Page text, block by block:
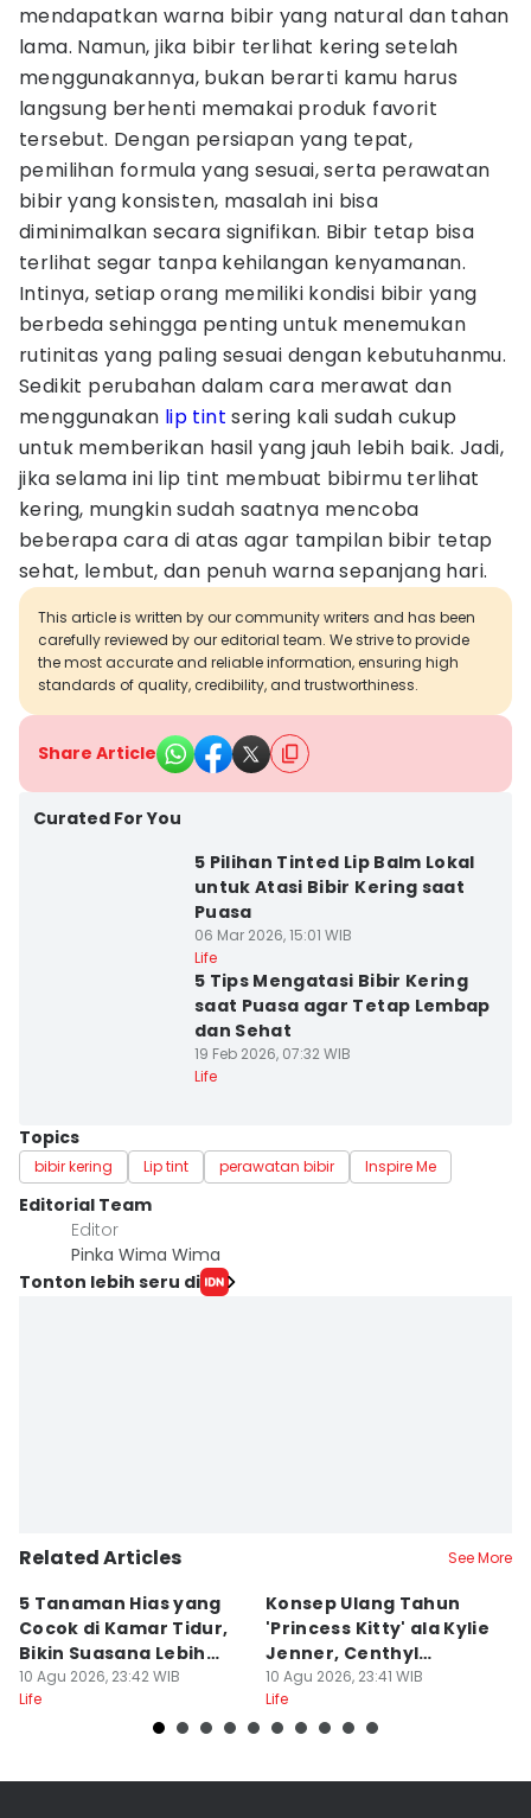
mendapatkan warna bibir yang natural dan tahan
lama. Namun, jika bibir terlihat kering setelah
menggunakannya, bukan berarti kamu harus
langsung berhenti memakai produk favorit
tersebut. Dengan persiapan yang tepat,
pemilihan formula yang sesuai, serta perawatan
bibir yang konsisten, masalah ini bisa
diminimalkan secara signifikan. Bibir tetap bisa
terlihat segar tanpa kehilangan kenyamanan.
Intinya, setiap orang memiliki kondisi bibir yang
berbeda sehingga penting untuk menemukan
rutinitas yang paling sesuai dengan kebutuhanmu.
Sedikit perubahan dalam cara merawat dan
menggunakan lip tint sering kali sudah cukup
untuk memberikan hasil yang jauh lebih baik. Jadi,
jika selama ini lip tint membuat bibirmu terlihat
kering, mungkin sudah saatnya mencoba
beberapa cara di atas agar tampilan bibir tetap
sehat, lembut, dan penuh warna sepanjang hari.
This article is written by our community writers and has been
carefully reviewed by our editorial team. We strive to provide
the most accurate and reliable information, ensuring high
standards of quality, credibility, and trustworthiness.
Share Article
Curated For You
5 Pilihan Tinted Lip Balm Lokal
untuk Atasi Bibir Kering saat
Puasa
06 Mar 2026, 15:01 WIB
Life
5 Tips Mengatasi Bibir Kering
saat Puasa agar Tetap Lembap
dan Sehat
19 Feb 2026, 07:32 WIB
Life
Topics
bibir kering Lip tint perawatan bibir Inspire Me
Editorial Team
Editor
Pinka Wima Wima
Tonton lebih seru di
Related Articles See More
5 Tanaman Hias yang
Cocok di Kamar Tidur,
Bikin Suasana Lebih
Hidup!
10 Agu 2026, 23:42 WIB
Life
Konsep Ulang Tahun
'Princess Kitty' ala Kylie
Jenner, Centhyl
Banget!
10 Agu 2026, 23:41 WIB
Life